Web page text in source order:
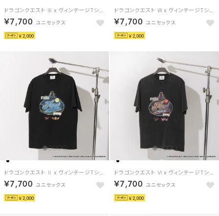
ドラゴンクエスト Ⅲ x ヴィンテージTシャツ / DRAGON QUEST Ⅲ x VINTAGE TEE 【返品不可商品】 （ブラック/バーガンディ）
￥7,700
￥2,000
ドラゴンクエスト Ⅶ x ヴィンテージTシャツ / DRAGON QUEST Ⅶ x VINTAGE TEE 【返品不可商品】 （ブラック/ライムグリーン）
￥7,700
￥2,000
ドラゴンクエスト Ⅱ x ヴィンテージTシャツ / DRAGON QUEST Ⅱ x VINTAGE TEE 【返品不可商品】 （ブラック/ブルー）
￥7,700
￥2,000
ドラゴンクエスト Ⅵ x ヴィンテージTシャツ / DRAGON QUEST Ⅵ x VINTAGE TEE 【返品不可商品】 （ブラック/ブラウン）
￥7,700
￥2,000